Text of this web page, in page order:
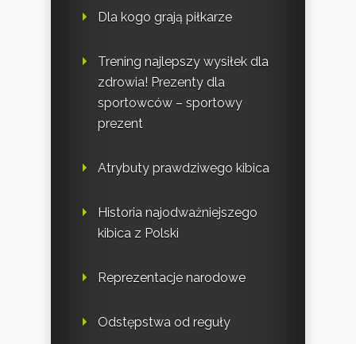
Dla kogo grają piłkarze
Trening najlepszy wysiłek dla
zdrowia! Prezenty dla
sportowców – sportowy
prezent
Atrybuty prawdziwego kibica
Historia najodważniejszego
kibica z Polski
Reprezentacje narodowe
Odstępstwa od reguły